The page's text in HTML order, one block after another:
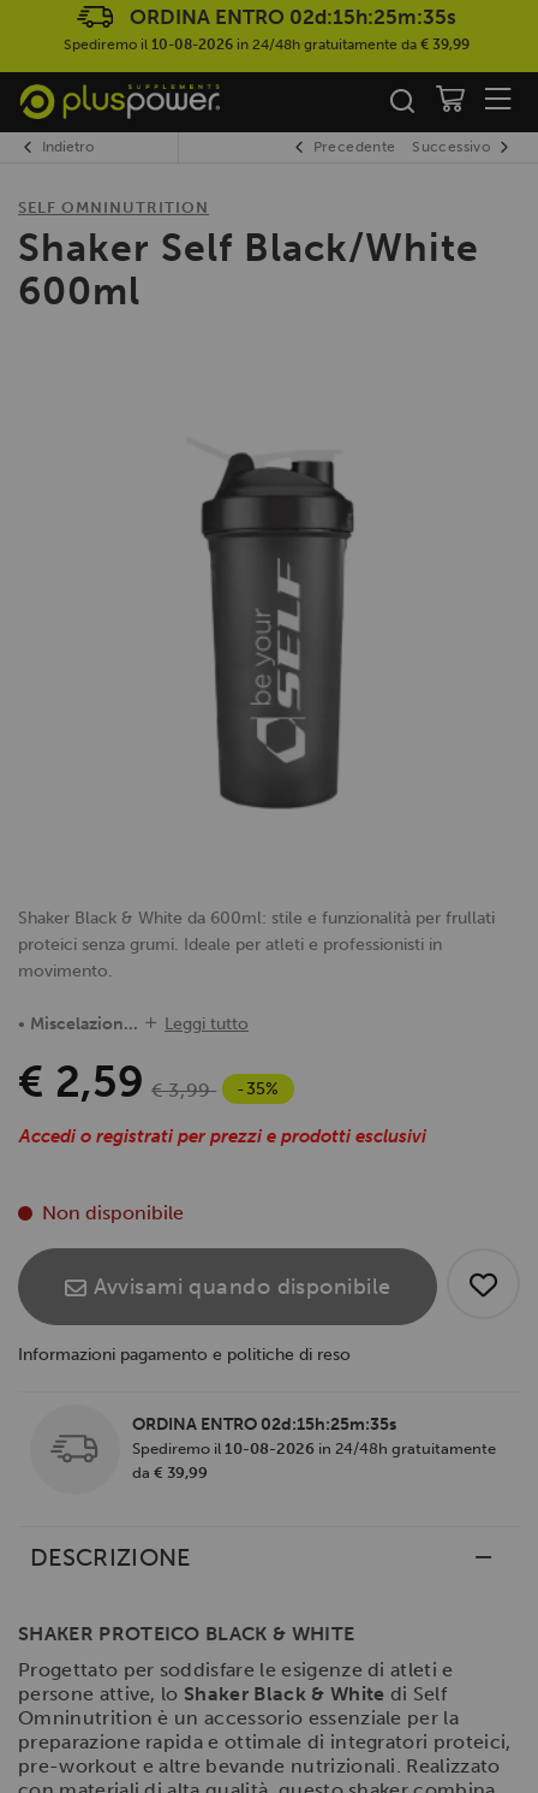
ORDINA ENTRO 02d:15h:25m:35s
Spediremo il 10-08-2026in 24/48h gratuitamente da € 39,99
Indietro Precedente Successivo
SELF OMNINUTRITION
Shaker Self Black/White
600ml
Shaker Black & White da 600ml: stile e funzionalità per frullati
proteici senza grumi. Ideale per atleti e professionisti in
movimento.
• Miscelazion... Leggi tutto
€ 2,59 € 3,99 -35%
Accedi o registrati per prezzi e prodotti esclusivi
Non disponibile
Avvisami quando disponibile
Informazioni pagamento e politiche di reso
ORDINA ENTRO 02d:15h:25m:35s
Spediremo il 10-08-2026 in 24/48h gratuitamente
da € 39,99
DESCRIZIONE
SHAKER PROTEICO BLACK & WHITE
Progettato per soddisfare le esigenze di atleti e
persone attive, lo Shaker Black & White di Self
Omninutrition è un accessorio essenziale per la
preparazione rapida e ottimale di integratori proteici,
pre-workout e altre bevande nutrizionali. Realizzato